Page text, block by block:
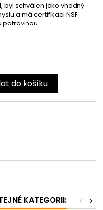
byl schválen jako vhodný
a má certifikaci NSF
potravinou.
do košíku
KATEGORII: >
<